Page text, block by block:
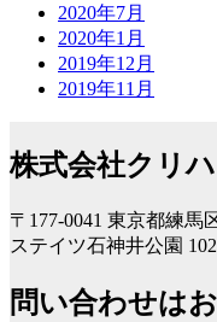
2020年7月
2020年1月
2019年12月
2019年11月
株式会社クリ
〒177-0041 東京都練馬
ステイツ石神井公園 102
問い合わせは